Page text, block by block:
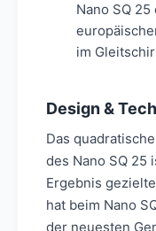
Nano SQ
im
Design &
Das
des Nano SQ 25
Ergebnis
hat beim Nano
der neuesten